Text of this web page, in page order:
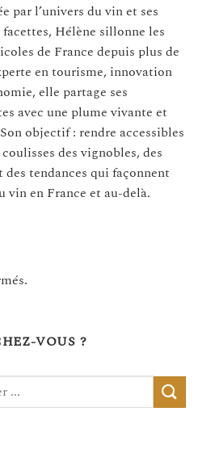
par l’univers du vin et ses
Hélène sillonne les
de France depuis plus de
en tourisme, innovation
elle partage ses
avec une plume vivante et
objectif : rendre accessibles
des vignobles, des
des tendances qui façonnent
vin en France et au-delà.
VOUS ?